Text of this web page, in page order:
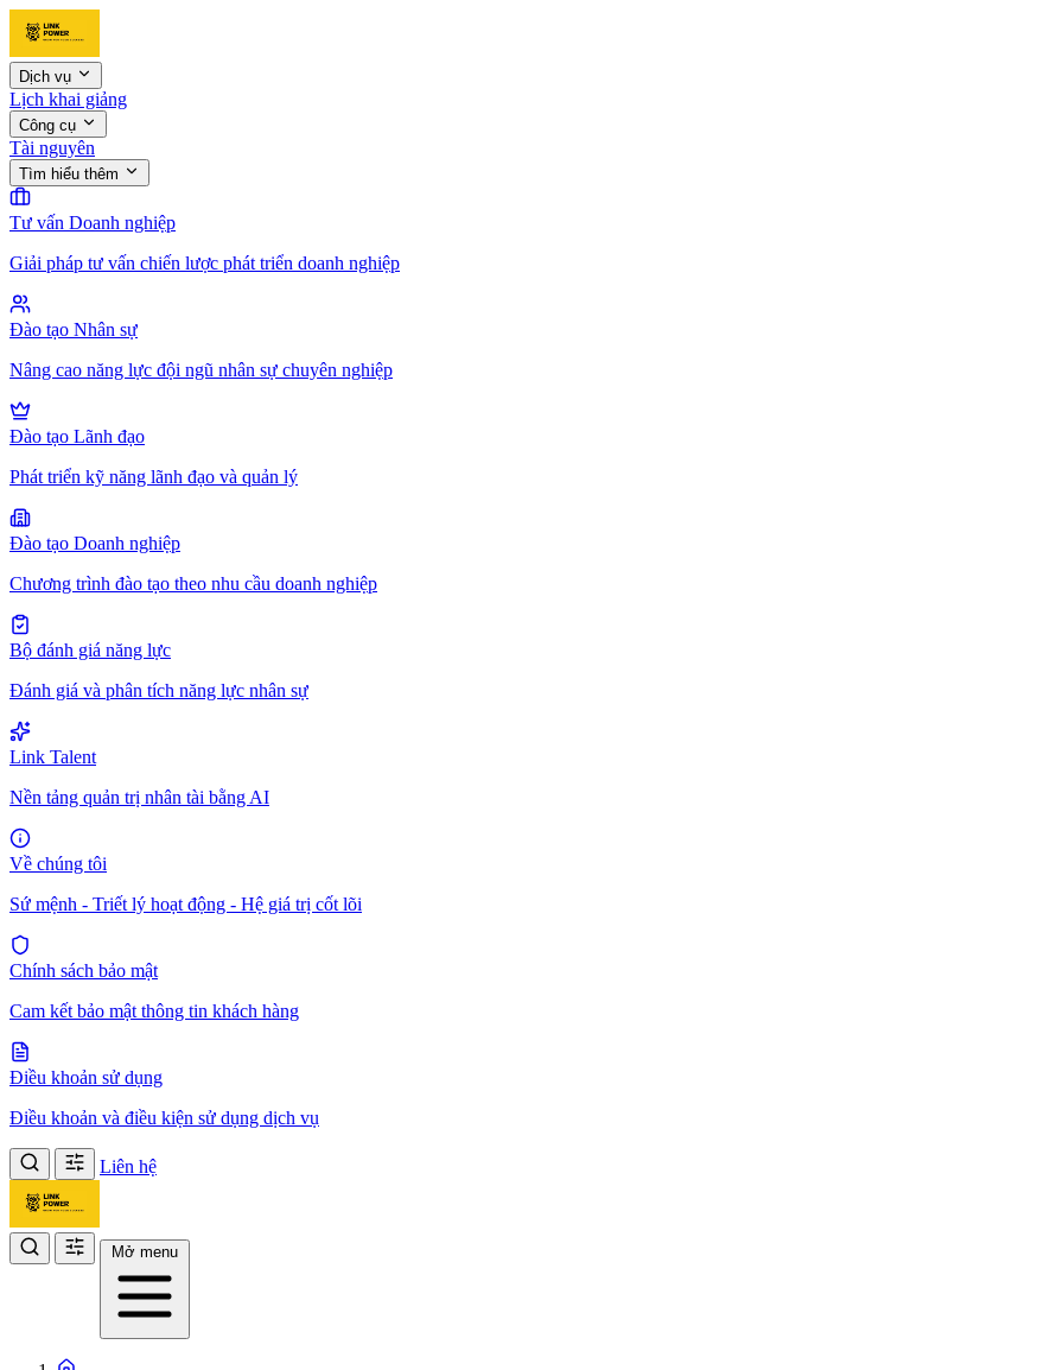
Dịch vụ
Lịch khai giảng
Công cụ
Tài nguyên
Tìm hiểu thêm
Tư vấn Doanh nghiệp
Giải pháp tư vấn chiến lược phát triển doanh nghiệp
Đào tạo Nhân sự
Nâng cao năng lực đội ngũ nhân sự chuyên nghiệp
Đào tạo Lãnh đạo
Phát triển kỹ năng lãnh đạo và quản lý
Đào tạo Doanh nghiệp
Chương trình đào tạo theo nhu cầu doanh nghiệp
Bộ đánh giá năng lực
Đánh giá và phân tích năng lực nhân sự
Link Talent
Nền tảng quản trị nhân tài bằng AI
Về chúng tôi
Sứ mệnh - Triết lý hoạt động - Hệ giá trị cốt lõi
Chính sách bảo mật
Cam kết bảo mật thông tin khách hàng
Điều khoản sử dụng
Điều khoản và điều kiện sử dụng dịch vụ
Liên hệ
Mở menu